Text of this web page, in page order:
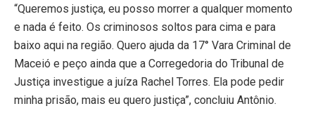
“Queremos justiça, eu posso morrer a qualquer momento
e nada é feito. Os criminosos soltos para cima e para
baixo aqui na região. Quero ajuda da 17° Vara Criminal de
Maceió e peço ainda que a Corregedoria do Tribunal de
Justiça investigue a juíza Rachel Torres. Ela pode pedir
minha prisão, mais eu quero justiça”, concluiu Antônio.